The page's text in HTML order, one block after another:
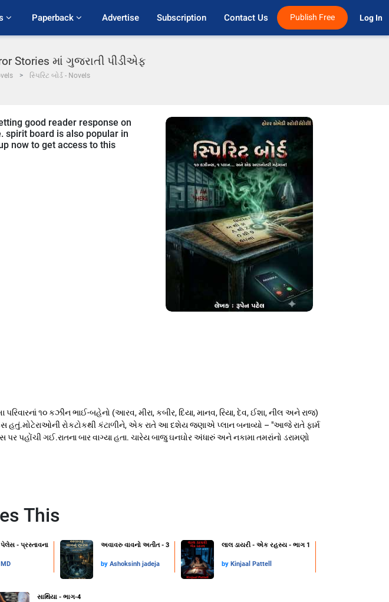
Paperback Advertise Subscription Contact Us Publish Free Log In
Stories માં ગુજરાતી પીડીએફ
સ્પિરિટ બોર્ડ - Novels
good reader response on
spirit board is also popular in
now to get access to this
૧૦ કઝીન ભાઈ-બહેનો (આરવ, મીરા, કબીર, દિયા, માનવ, રિયા, દેવ, ઈશા, નીલ અને રાજ)
હતું.મોટેરાઓની રોકટોકથી કંટાળીને, એક રાતે આ દશેય જણાએ પ્લાન બનાવ્યો – "આજે રાતે ફાર્મ
ગઈ.રાતના બાર વાગ્યા હતા. ચારેય બાજુ ઘનઘોર અંધારું અને નકામા તમરાંનો ડરામણો
This
પેલેસ - પ્રસ્તાવના અવાવરુ વાવનો અતીત - 3
by Ashoksinh jadeja
લાલ ડાયરી - એક રહસ્ય - ભાગ 1
by Kinjaal Pattell
સાથિયા - ભાગ-4